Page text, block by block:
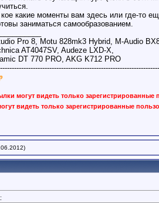
кое какие моменты вам здесь или где-то
заниматься самообразованием.
Pro 8, Motu 828mk3 Hybrid, M-Audio
AT4047SV, Audeze LXD-X,
DT 770 PRO, AKG K712 PRO
могут видеть только зарегистрированные
видеть только зарегистрированные